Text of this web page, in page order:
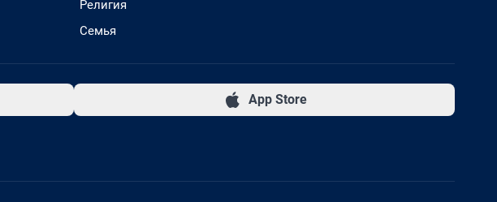
Религия
Семья
App Store